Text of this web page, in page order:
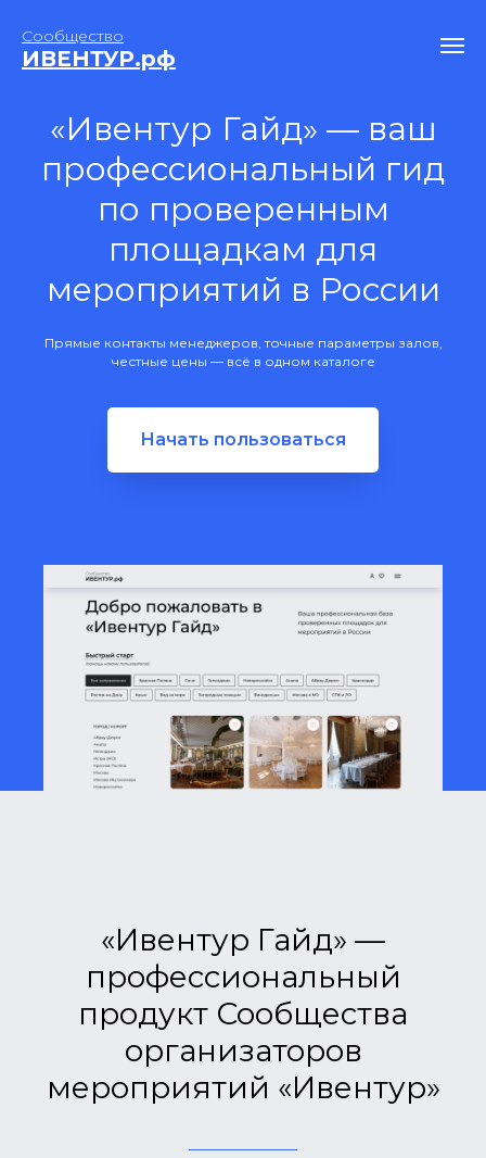
Сообщество
ИВЕНТУР.рф
«Ивентур Гайд» — ваш
профессиональный гид
по проверенным
площадкам для
мероприятий в России
Прямые контакты менеджеров, точные параметры залов,
честные цены — всё в одном каталоге
Начать пользоваться
«Ивентур Гайд» —
профессиональный
продукт Сообщества
организаторов
мероприятий «Ивентур»